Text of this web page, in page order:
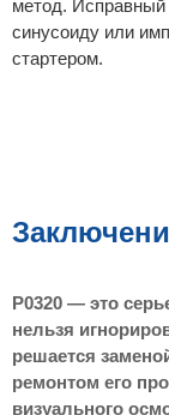
метод.
синусоиду или
стартером.
P0320 — это
нельзя
решается
ремонтом его
визуального